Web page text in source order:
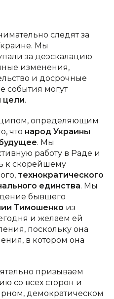
следят за
Мы
за деэскалацию
изменения,
и досрочные
события могут
цели.
определяющим
что народ Украины
. Мы
работу в Раде и
к скорейшему
технократического
единства. Мы
бывшего
Тимошенко из
и желаем ей
поскольку она
в котором она
призываем
со всех сторон и
демократическом